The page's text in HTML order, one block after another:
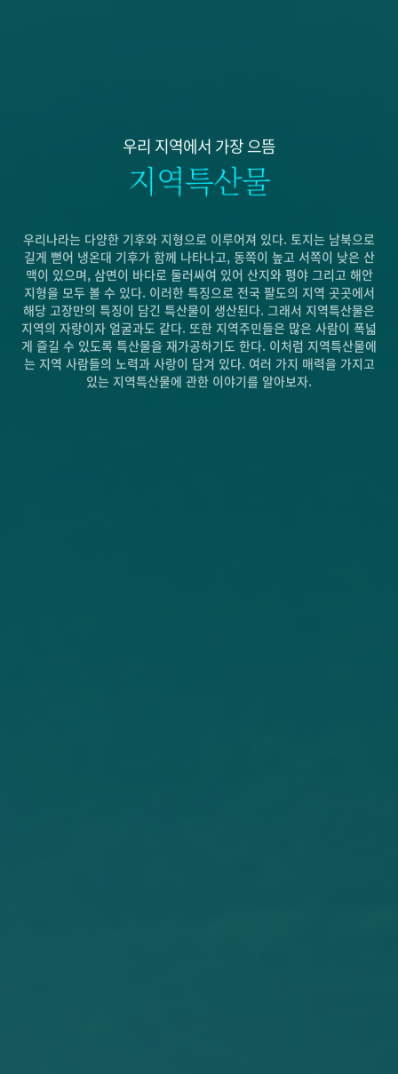
우리 지역에서 가장 으뜸
지역특산물
우리나라는 다양한 기후와 지형으로 이루어져 있다. 토지는 남북으로
길게 뻗어 냉온대 기후가 함께 나타나고, 동쪽이 높고 서쪽이 낮은 산
맥이 있으며, 삼면이 바다로 둘러싸여 있어 산지와 평야 그리고 해안
지형을 모두 볼 수 있다. 이러한 특징으로 전국 팔도의 지역 곳곳에서
해당 고장만의 특징이 담긴 특산물이 생산된다. 그래서 지역특산물은
지역의 자랑이자 얼굴과도 같다. 또한 지역주민들은 많은 사람이 폭넓
게 즐길 수 있도록 특산물을 재가공하기도 한다. 이처럼 지역특산물에
는 지역 사람들의 노력과 사랑이 담겨 있다. 여러 가지 매력을 가지고
있는 지역특산물에 관한 이야기를 알아보자.